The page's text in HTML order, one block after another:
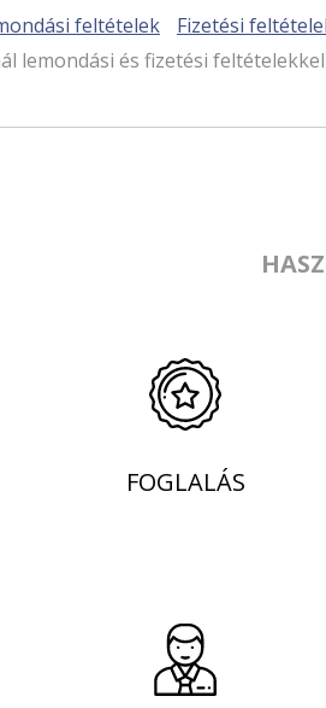
feltételek
Fizetési
lemondási és fizetési feltételekkel
FOGLALÁS